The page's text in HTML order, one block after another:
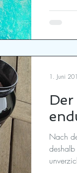
Nach
1. Juni